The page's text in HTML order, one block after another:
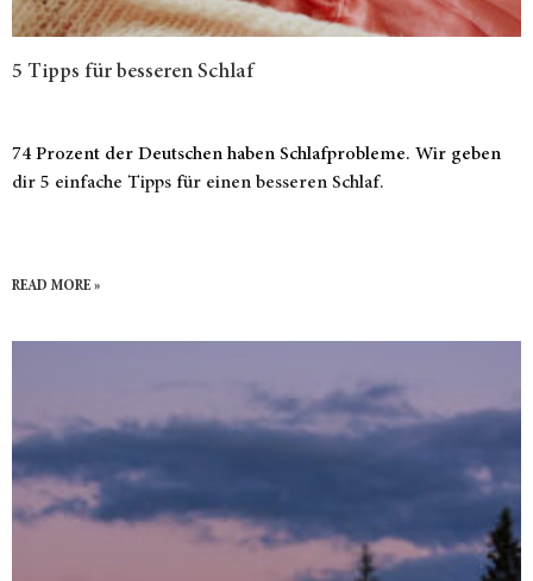
5 Tipps für besseren Schlaf
74 Prozent der Deutschen haben Schlafprobleme. Wir geben
dir 5 einfache Tipps für einen besseren Schlaf.
READ MORE »